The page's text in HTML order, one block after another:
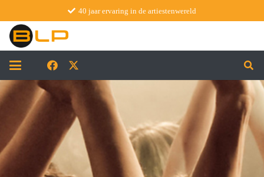
40 jaar ervaring in de artiestenwereld